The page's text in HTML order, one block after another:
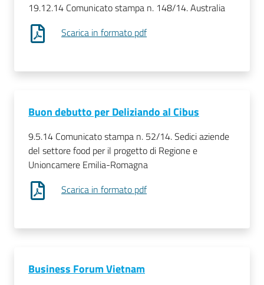
19.12.14 Comunicato stampa n. 148/14. Australia
Scarica in formato pdf
Buon debutto per Deliziando al Cibus
9.5.14 Comunicato stampa n. 52/14. Sedici aziende
del settore food per il progetto di Regione e
Unioncamere Emilia-Romagna
Scarica in formato pdf
Business Forum Vietnam